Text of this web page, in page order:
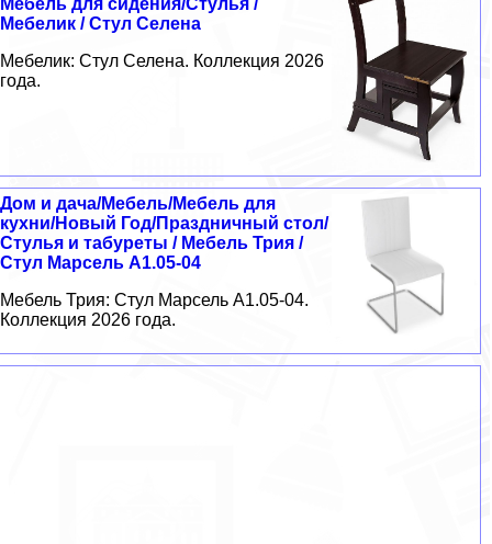
Мебель для сидения/Стулья /
Мебелик / Стул Селена
Мебелик: Стул Селена. Коллекция 2026
года.
Дом и дача/Мебель/Мебель для
кухни/Новый Год/Праздничный стол/
Стулья и табуреты / Мебель Трия /
Стул Марсель А1.05-04
Мебель Трия: Стул Марсель А1.05-04.
Коллекция 2026 года.